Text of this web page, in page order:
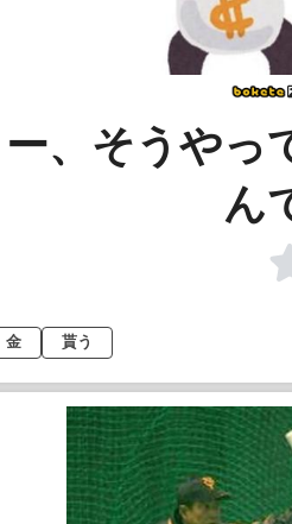
ー、そうやっ
ん
金 貰う